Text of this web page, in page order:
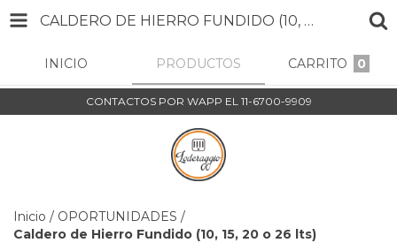
CALDERO DE HIERRO FUNDIDO (10, 15, 20 O 26 LTS)
INICIO PRODUCTOS CARRITO 0
CONTACTOS POR WAPP EL 11-6700-9909
Inicio / OPORTUNIDADES /
Caldero de Hierro Fundido (10, 15, 20 o 26 lts)